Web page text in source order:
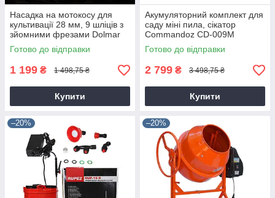
Насадка на мотокосу для
культивації 28 мм, 9 шліців з
зйомними фрезами Dolmar
9T28
Готово до відправки
1 199 ₴ 1 498,75 ₴
Купити
Акумуляторний комплект для
саду міні пила, сікатор
Commandoz CD-009M
Готово до відправки
2 799 ₴ 3 498,75 ₴
Купити
–20% –20%